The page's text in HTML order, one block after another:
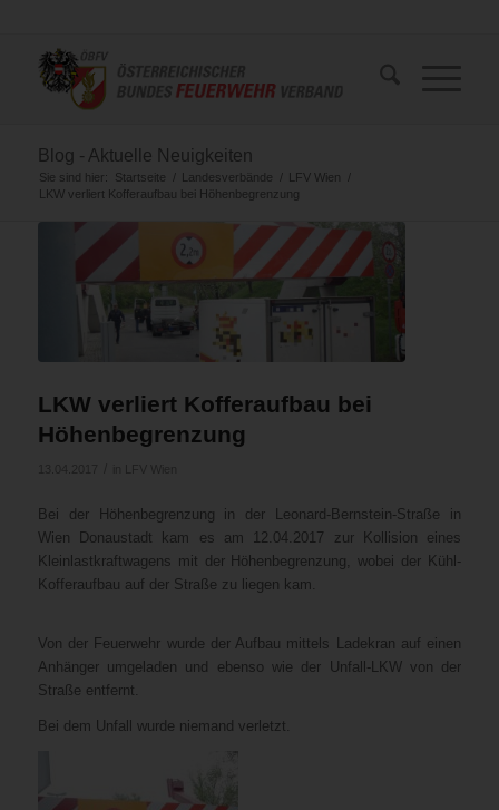
Blog - Aktuelle Neuigkeiten
Sie sind hier: Startseite / Landesverbände / LFV Wien
/
LKW verliert Kofferaufbau bei Höhenbegrenzung
LKW verliert Kofferaufbau bei
Höhenbegrenzung
Bei der Höhenbegrenzung in der Leonard-Bernstein-Straße in
Wien Donaustadt kam es am 12.04.2017 zur Kollision eines
Kleinlastkraftwagens mit der Höhenbegrenzung, wobei der Kühl-
Kofferaufbau auf der Straße zu liegen kam.
Von der Feuerwehr wurde der Aufbau mittels Ladekran auf einen
Anhänger umgeladen und ebenso wie der Unfall-LKW von der
Straße entfernt.
Bei dem Unfall wurde niemand verletzt.